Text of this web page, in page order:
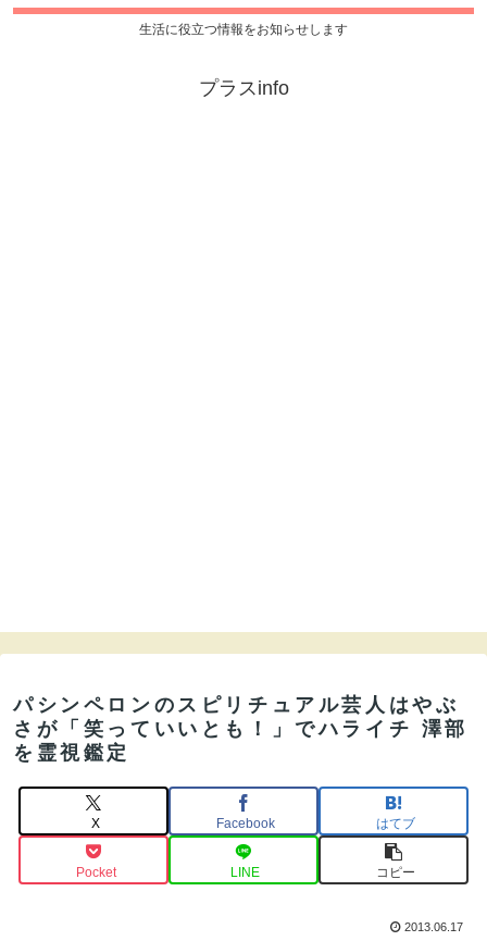
生活に役立つ情報をお知らせします
プラスinfo
パシンペロンのスピリチュアル芸人はやぶ
さが「笑っていいとも！」でハライチ 澤部
を霊視鑑定
X Facebook はてブ
Pocket LINE コピー
2013.06.17